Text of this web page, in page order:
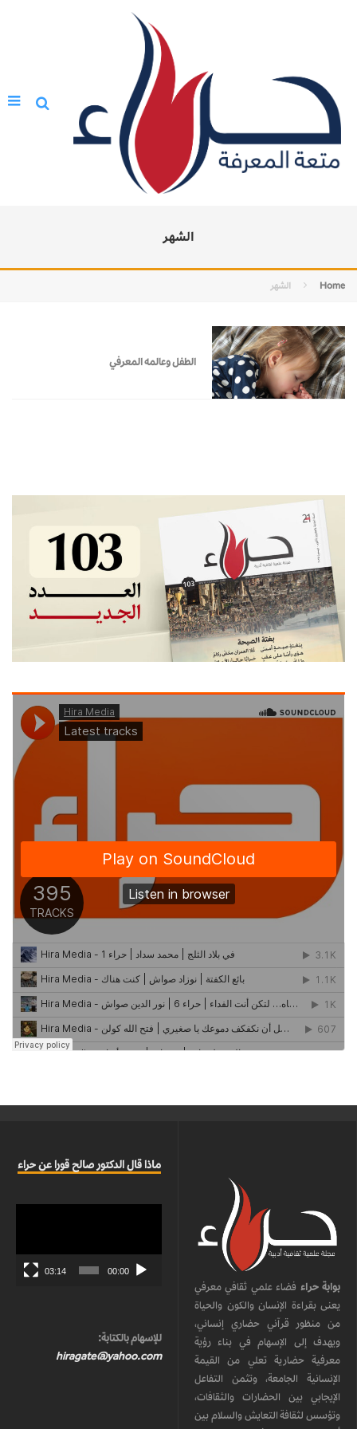
الشهر
Home الشهر
الطفل وعالمه المعرفي
بوابة حراء فضاء علمي ثقافي معرفي
يعنى بقراءة الإنسان والكون والحياة
من منظور قرآني حضاري إنساني،
ويهدف إلى الإسهام في بناء رؤية
معرفية حضارية تعلي من القيمة
الإنسانية الجامعة، وتثمن التفاعل
الإيجابي بين الحضارات والثقافات،
وتؤسس لثقافة التعايش والسلام بين
ماذا قال الدكتور صالح قورا عن حراء
00:00
03:14
للإسهام بالكتابة:
hiragate@yahoo.com